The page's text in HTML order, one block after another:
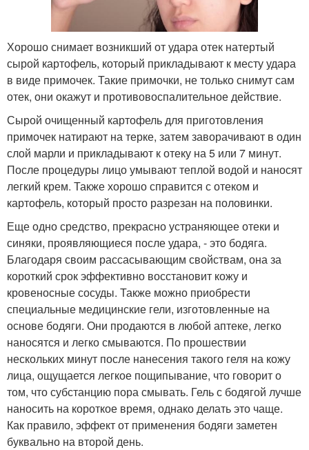
Хорошо снимает возникший от удара отек натертый
сырой картофель, который прикладывают к месту удара
в виде примочек. Такие примочки, не только снимут сам
отек, они окажут и противовоспалительное действие.
Сырой очищенный картофель для приготовления
примочек натирают на терке, затем заворачивают в один
слой марли и прикладывают к отеку на 5 или 7 минут.
После процедуры лицо умывают теплой водой и наносят
легкий крем. Также хорошо справится с отеком и
картофель, который просто разрезан на половинки.
Еще одно средство, прекрасно устраняющее отеки и
синяки, проявляющиеся после удара, - это бодяга.
Благодаря своим рассасывающим свойствам, она за
короткий срок эффективно восстановит кожу и
кровеносные сосуды. Также можно приобрести
специальные медицинские гели, изготовленные на
основе бодяги. Они продаются в любой аптеке, легко
наносятся и легко смываются. По прошествии
нескольких минут после нанесения такого геля на кожу
лица, ощущается легкое пощипывание, что говорит о
том, что субстанцию пора смывать. Гель с бодягой лучше
наносить на короткое время, однако делать это чаще.
Как правило, эффект от применения бодяги заметен
буквально на второй день.